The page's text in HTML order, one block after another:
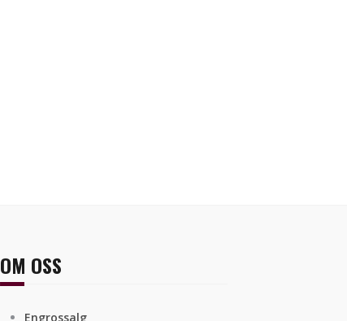
OM OSS
Engrossalg